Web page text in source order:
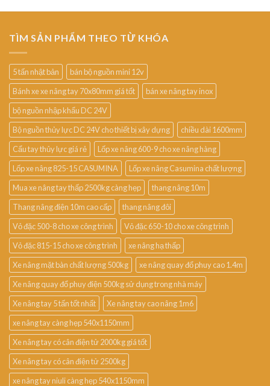
TÌM SẢN PHẨM THEO TỪ KHÓA
5 tấn nhật bản
bán bộ nguồn mini 12v
Bánh xe xe nâng tay 70x80mm giá tốt
bán xe nâng tay inox
bộ nguồn nhập khẩu DC 24V
Bộ nguồn thủy lực DC 24V cho thiết bị xây dựng
chiều dài 1600mm
Cẩu tay thủy lực giá rẻ
Lốp xe nâng 600-9 cho xe nâng hàng
Lốp xe nâng 825-15 CASUMINA
Lốp xe nâng Casumina chất lượng
Mua xe nâng tay thấp 2500kg càng hẹp
thang nâng 10m
Thang nâng điện 10m cao cấp
thang nâng đôi
Vỏ đặc 500-8 cho xe công trình
Vỏ đặc 650-10 cho xe công trình
Vỏ đặc 815-15 cho xe công trình
xe nâng hạ thấp
Xe nâng mặt bàn chất lượng 500kg
xe nâng quay đổ phuy cao 1.4m
Xe nâng quay đổ phuy điện 500kg sử dụng trong nhà máy
Xe nâng tay 5 tấn tốt nhất
Xe nâng tay cao nâng 1m6
xe nâng tay càng hẹp 540x1150mm
Xe nâng tay có cân điện tử 2000kg giá tốt
Xe nâng tay có cân điện tử 2500kg
xe nâng tay niuli càng hẹp 540x1150mm